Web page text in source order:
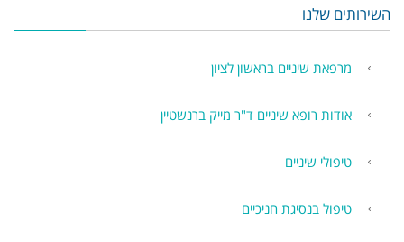
השירותים שלנו
מרפאת שיניים בראשון לציון
אודות רופא שיניים ד"ר מייק ברנשטיין
טיפולי שיניים
טיפול בנסיגת חניכיים